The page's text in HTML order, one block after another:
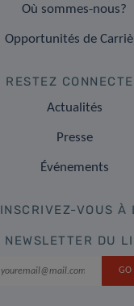
Où sommes-nous?
Opportunités de
RESTEZ
Actualités
Presse
Événements
INSCRIVEZ-VOUS À
NEWSLETTER DU